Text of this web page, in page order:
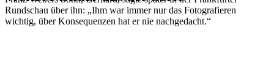
Rundschau über ihn: „Ihm war immer nur das Fotografieren
wichtig, über Konsequenzen hat er nie nachgedacht.“
1942 Hanau